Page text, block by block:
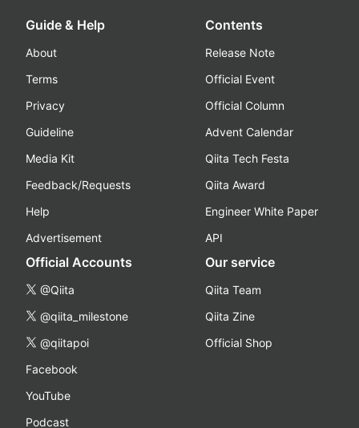
Guide & Help
About
Terms
Privacy
Guideline
Media Kit
Feedback/Requests
Help
Advertisement
Contents
Release Note
Official Event
Official Column
Advent Calendar
Qiita Tech Festa
Qiita Award
Engineer White Paper
API
Official Accounts
@Qiita
@qiita_milestone
@qiitapoi
Facebook
YouTube
Podcast
Our service
Qiita Team
Qiita Zine
Official Shop